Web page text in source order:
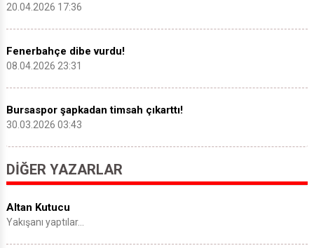
20.04.2026 17:36
Fenerbahçe dibe vurdu!
08.04.2026 23:31
Bursaspor şapkadan timsah çıkarttı!
30.03.2026 03:43
DIĞER YAZARLAR
Altan Kutucu
Yakışanı yaptılar…